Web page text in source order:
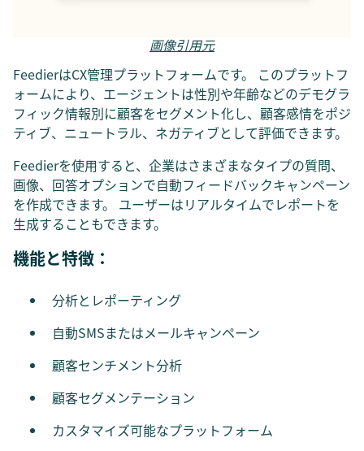
画像引用元
FeedierはCX管理プラットフォームです。 このプラットフ
ォームにより、エージェントは性別や年齢などのデモグラ
フィック情報別に顧客をセグメント化し、顧客感情をポジ
ティブ、ニュートラル、ネガティブとして評価できます。
Feedierを使用すると、企業はさまざまなタイプの質問、
画像、回答オプションで自動フィードバックキャンペーン
を作成できます。 ユーザーはリアルタイムでレポートを
生成することもできます。
機能と特徴：
分析とレポーティング
自動SMSまたはメールキャンペーン
顧客センチメント分析
顧客セグメンテーション
カスタマイズ可能なプラットフォーム